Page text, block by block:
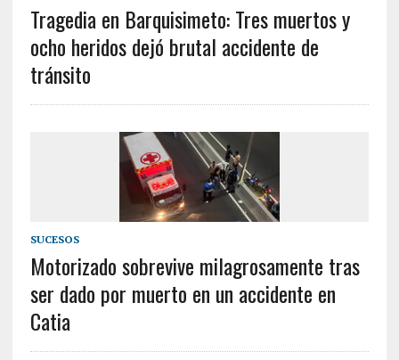
Tragedia en Barquisimeto: Tres muertos y
ocho heridos dejó brutal accidente de
tránsito
SUCESOS
Motorizado sobrevive milagrosamente tras
ser dado por muerto en un accidente en
Catia